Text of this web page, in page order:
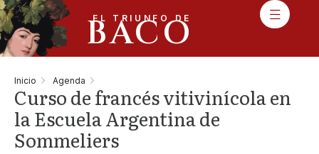
EL TRIUNFO DE
BACO
Inicio Agenda
Curso de francés vitivinícola en
la Escuela Argentina de
Sommeliers